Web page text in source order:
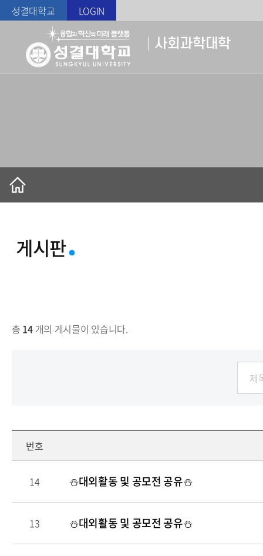
성결대학교 LOGIN
사회과학대학
게시판
총 14개의 게시물이 있습니다.
번호
14 ⛄️대외활동 및 공모전 공유⛄️
13 ⛄️대외활동 및 공모전 공유⛄️